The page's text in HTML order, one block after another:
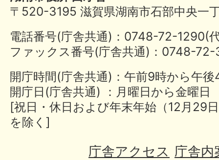
〒520-3195 滋賀県湖南市石部中央一
電話番号(庁舎共通)：0748-72-
ファックス番号(庁舎共通)：0748-
開庁時間(庁舎共通)：午前9時から午
開庁日(庁舎共通) ：月曜日から金曜日
[祝日・休日および年末年始（12月29
を除く]
庁舎アクセス 庁舎内